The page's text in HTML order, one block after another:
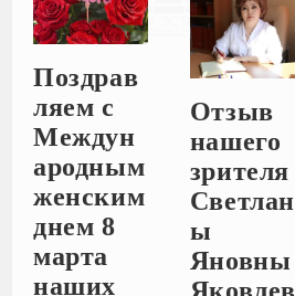
Поздрав
ляем с
Междун
ародным
женским
днем 8
марта
наших
Отзыв
нашего
зрителя
Светлан
ы
Яновны